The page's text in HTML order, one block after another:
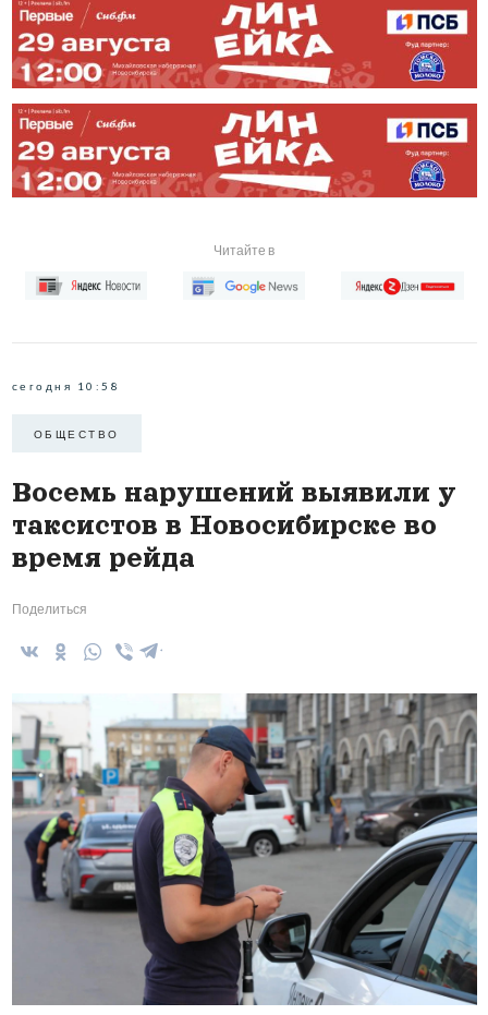
Читайте в
сегодня 10:58
ОБЩЕСТВО
Восемь нарушений выявили у
таксистов в Новосибирске во
время рейда
Поделиться